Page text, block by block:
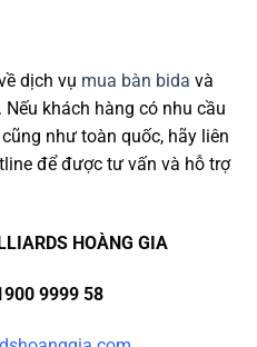
dịch vụ mua bàn bida và
khách hàng có nhu cầu
như toàn quốc, hãy liên
để được tư vấn và hỗ trợ
HOÀNG GIA
9999 58